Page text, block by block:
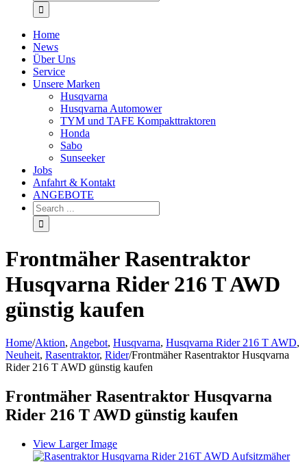
Home
News
Über Uns
Service
Unsere Marken
Husqvarna
Husqvarna Automower
TYM und TAFE Kompakttraktoren
Honda
Sabo
Sunseeker
Jobs
Anfahrt & Kontakt
ANGEBOTE
Frontmäher Rasentraktor
Husqvarna Rider 216 T AWD
günstig kaufen
Home/Aktion, Angebot, Husqvarna, Husqvarna Rider 216 T AWD,
Neuheit, Rasentraktor, Rider/Frontmäher Rasentraktor Husqvarna
Rider 216 T AWD günstig kaufen
Frontmäher Rasentraktor Husqvarna
Rider 216 T AWD günstig kaufen
View Larger Image